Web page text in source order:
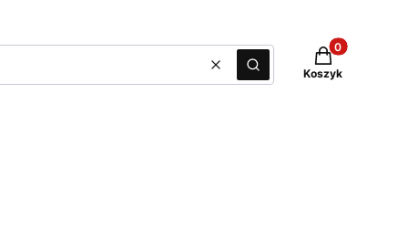
WyczyśćSzukaj
Produkty w
Koszyk